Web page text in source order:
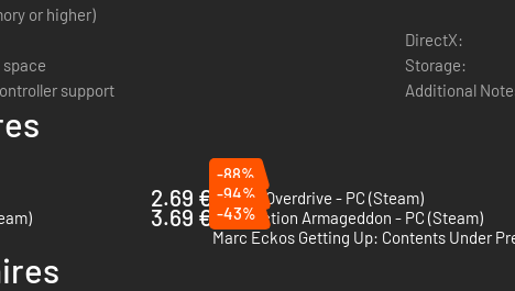
or higher)
space
support
DirectX:
Storage:
Additional
2.69 €
-88%
Sunset Overdrive - PC (Steam)
3.69 €
-94%
Red Faction Armageddon - PC (Steam)
-43%